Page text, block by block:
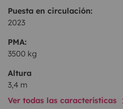
Puesta en circulación:
2023
PMA:
3500 kg
Altura
3,4 m
Ver todas las características